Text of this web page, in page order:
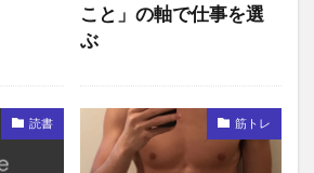
こと」の軸で仕事を選
ぶ
読書 筋トレ